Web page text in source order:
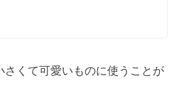
さくて可愛いものに使うことが